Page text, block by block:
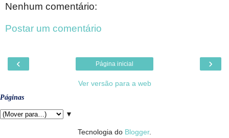
Nenhum comentário:
Postar um comentário
‹ ›
Página inicial
Ver versão para a web
Páginas
▼
Tecnologia do Blogger.